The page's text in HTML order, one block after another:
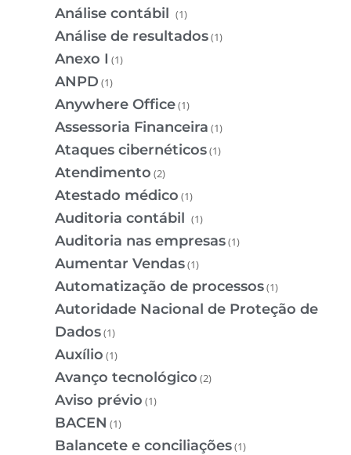
Análise contábil (1)
Análise de resultados(1)
Anexo I (1)
ANPD (1)
Anywhere Office(1)
Assessoria Financeira (1)
Ataques cibernéticos(1)
Atendimento (2)
Atestado médico (1)
Auditoria contábil (1)
Auditoria nas empresas(1)
Aumentar Vendas(1)
Automatização de processos(1)
Autoridade Nacional de Proteção de
Dados(1)
Auxílio (1)
Avanço tecnológico (2)
Aviso prévio (1)
BACEN (1)
Balancete e conciliações(1)